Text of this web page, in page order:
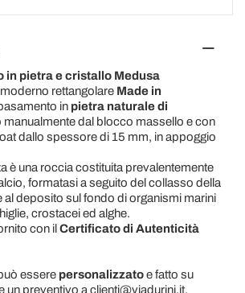
in pietra e cristallo Medusa
rettangolare Made in
in pietra naturale di
dal blocco massello e con
dallo spessore di 15 mm, in appoggio
è una roccia costituita prevalentemente
formatasi a seguito del collasso della
al deposito sul fondo di organismi marini
crostacei ed alghe.
con il Certificato di Autenticità
essere personalizzatoe fatto su
un preventivo a clienti@viadurini.it.